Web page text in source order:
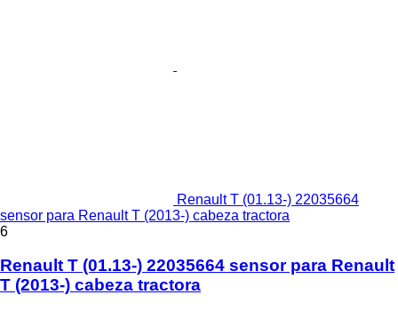
Renault T (01.13-) 22035664
sensor para Renault T (2013-) cabeza tractora
6
Renault T (01.13-) 22035664 sensor para Renault
T (2013-) cabeza tractora